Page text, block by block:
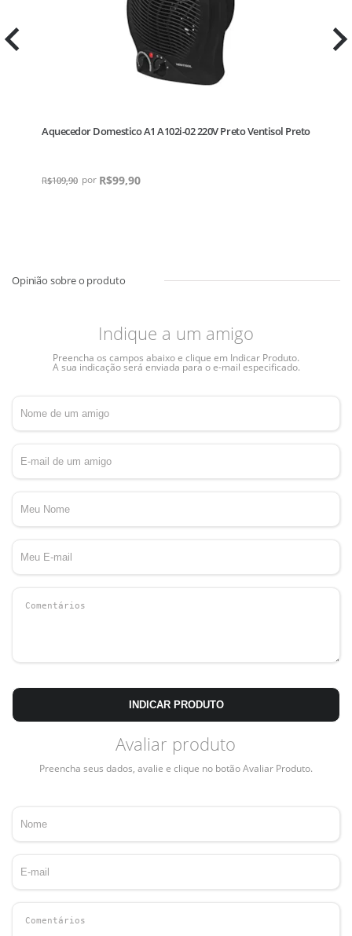
Aquecedor Domestico A1 A102i-02 220V Preto Ventisol Preto
R$109,90 R$99,90
Indique a um amigo
Preencha os campos abaixo e clique em Indicar Produto.
A sua indicação será enviada para o e-mail especificado.
INDICAR PRODUTO
Avaliar produto
Preencha seus dados, avalie e clique no botão Avaliar Produto.